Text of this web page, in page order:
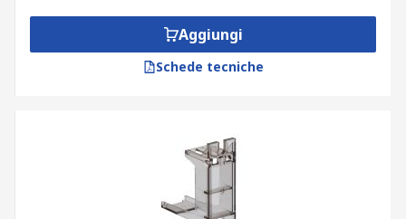
A cosa servono gli adattatori?
Gli adattatori sono usati per i relè:
nelle strutture mediche
Aggiungi
Schede tecniche